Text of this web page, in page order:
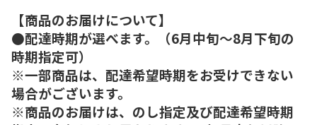
【商品のお届けについて】
●配達時期が選べます。（6月中旬～8月下旬の
時期指定可）
※一部商品は、配達希望時期をお受けできない
場合がございます。
※商品のお届けは、のし指定及び配達希望時期